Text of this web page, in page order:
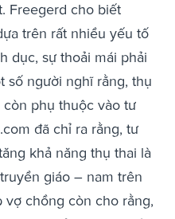
Freegerd cho biết
trên rất nhiều yếu tố
dục, sự thoải mái phải
số người nghĩ rằng, thụ
phụ thuộc vào tư
đã chỉ ra rằng, tư
khả năng thụ thai là
giáo – nam trên
vợ chồng còn cho rằng,